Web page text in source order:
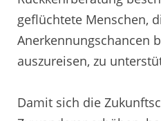
geflüchtete Menschen,
Anerkennungschancen
auszureisen, zu
Damit sich die